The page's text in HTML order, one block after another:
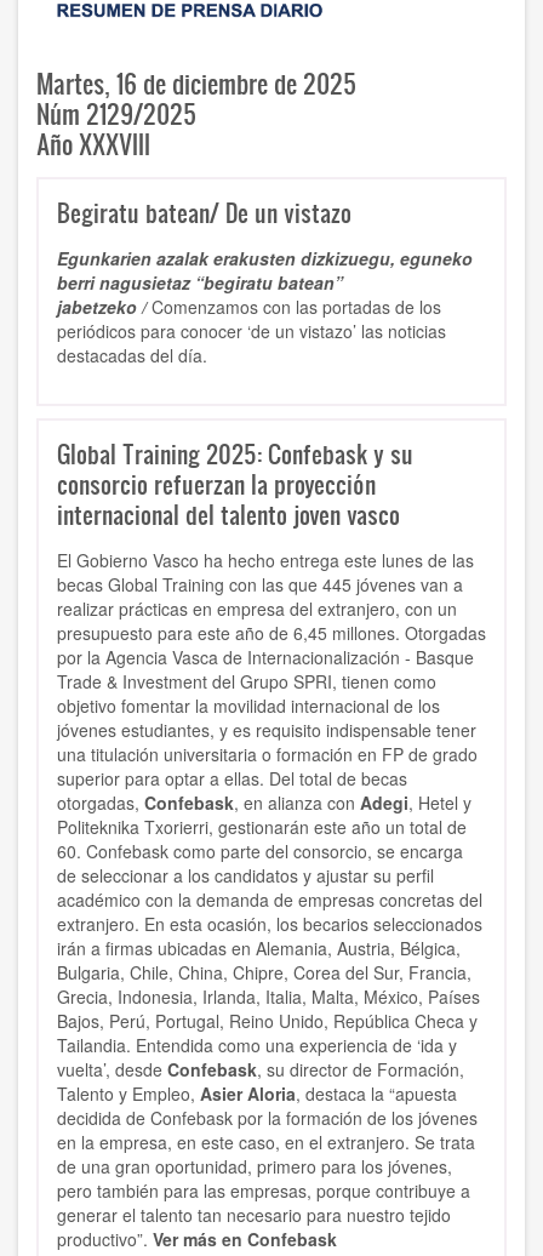
Martes, 16 de diciembre de 2025
Núm 2129/2025
Año XXXVIII
Begiratu batean/ De un vistazo
Egunkarien azalak erakusten dizkizuegu, eguneko
berri nagusietaz “begiratu batean”
jabetzeko /Comenzamos con las portadas de los
periódicos para conocer ‘de un vistazo’ las noticias
destacadas del día.
Global Training 2025: Confebask y su
consorcio refuerzan la proyección
internacional del talento joven vasco
El Gobierno Vasco ha hecho entrega este lunes de las
becas Global Training con las que 445 jóvenes van a
realizar prácticas en empresa del extranjero, con un
presupuesto para este año de 6,45 millones. Otorgadas
por la Agencia Vasca de Internacionalización - Basque
Trade & Investment del Grupo SPRI, tienen como
objetivo fomentar la movilidad internacional de los
jóvenes estudiantes, y es requisito indispensable tener
una titulación universitaria o formación en FP de grado
superior para optar a ellas. Del total de becas
otorgadas, Confebask, en alianza con Adegi, Hetel y
Politeknika Txorierri, gestionarán este año un total de
60. Confebask como parte del consorcio, se encarga
de seleccionar a los candidatos y ajustar su perfil
académico con la demanda de empresas concretas del
extranjero. En esta ocasión, los becarios seleccionados
irán a firmas ubicadas en Alemania, Austria, Bélgica,
Bulgaria, Chile, China, Chipre, Corea del Sur, Francia,
Grecia, Indonesia, Irlanda, Italia, Malta, México, Países
Bajos, Perú, Portugal, Reino Unido, República Checa y
Tailandia. Entendida como una experiencia de ‘ida y
vuelta’, desde Confebask, su director de Formación,
Talento y Empleo, Asier Aloria, destaca la “apuesta
decidida de Confebask por la formación de los jóvenes
en la empresa, en este caso, en el extranjero. Se trata
de una gran oportunidad, primero para los jóvenes,
pero también para las empresas, porque contribuye a
generar el talento tan necesario para nuestro tejido
productivo”. Ver más en Confebask